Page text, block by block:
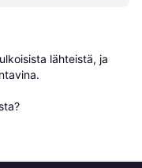
lähteistä, ja